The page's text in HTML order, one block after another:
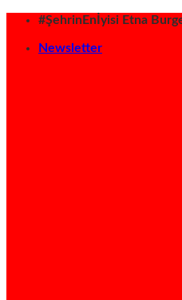
İçeriğe#ŞehrinEnİyisi Etna
Newsletter